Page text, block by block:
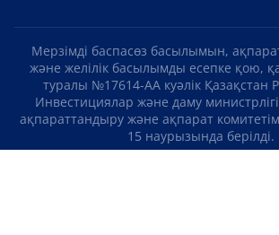
Мерзімді баспасөз басылымын,
және желілік басылымды есепке қою,
туралы №17614-АА куәлік Қазақстан
Инвестициялар және даму
ақпараттандыру және ақпарат
15 наурызында берілді.